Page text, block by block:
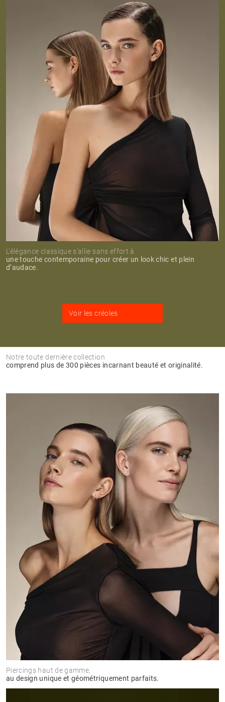
L’élégance classique s’allie sans effort à
une touche contemporaine pour créer un look chic et plein
d’audace.
Voir les créoles
Notre toute dernière collection
comprend plus de 300 pièces incarnant beauté et originalité.
Piercings haut de gamme,
au design unique et géométriquement parfaits.